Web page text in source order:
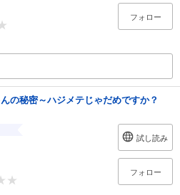
フォロー
の秘密～ハジメテじゃだめですか？
試し読み
フォロー